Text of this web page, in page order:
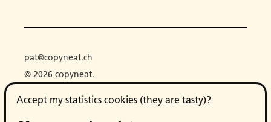
pat@copyneat.ch
© 2026 copyneat.
Accept my statistics cookies (they are tasty)?